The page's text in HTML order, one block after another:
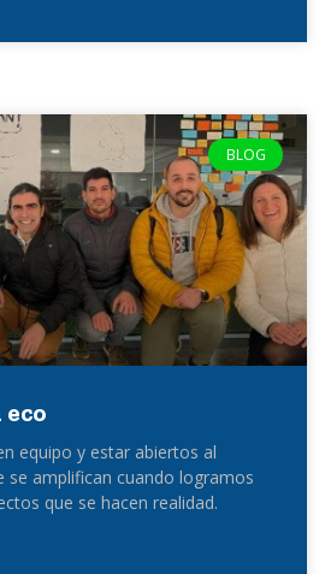
BLOG
equipo y estar abiertos al
se amplifican cuando logramos
que se hacen realidad.